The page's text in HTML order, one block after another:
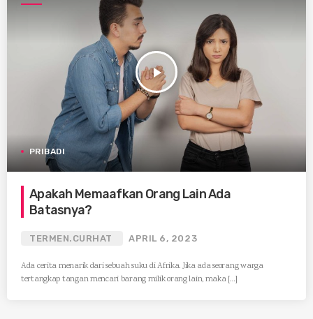
play_arrow
PRIBADI
Apakah Memaafkan Orang Lain Ada
Batasnya?
TERMEN.CURHAT APRIL 6, 2023
Ada cerita menarik dari sebuah suku di Afrika. Jika ada seorang warga
tertangkap tangan mencari barang milik orang lain, maka […]